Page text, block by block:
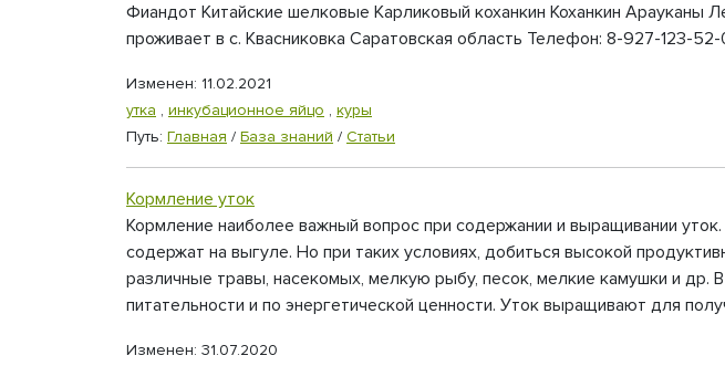
Фиандот Китайские шелковые Карликовый коханкин Коханкин Арауканы
проживает в с. Квасниковка Саратовская область Телефон: 8-927-123-
Изменен: 11.02.2021
утка , инкубационное яйцо , куры
Путь: Главная / База знаний / Статьи
Кормление уток
Кормление наиболее важный вопрос при содержании и выращивании
содержат на выгуле. Но при таких условиях, добиться высокой
различные травы, насекомых, мелкую рыбу, песок, мелкие камушки и
питательности и по энергетической ценности. Уток выращивают для
Изменен: 31.07.2020